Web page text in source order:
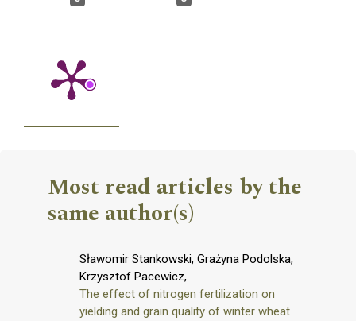
Most read articles by the
same author(s)
Sławomir Stankowski, Grażyna Podolska,
Krzysztof Pacewicz,
The effect of nitrogen fertilization on
yielding and grain quality of winter wheat